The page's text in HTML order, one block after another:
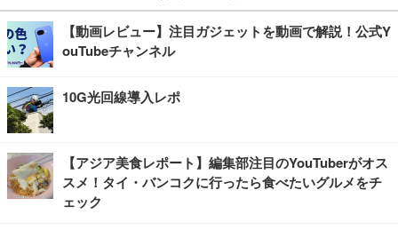
【動画レビュー】注目ガジェットを動画で解説！公式Y
ouTubeチャンネル
10G光回線導入レポ
【アジア美食レポート】編集部注目のYouTuberがオス
スメ！タイ・バンコクに行ったら食べたいグルメをチ
ェック